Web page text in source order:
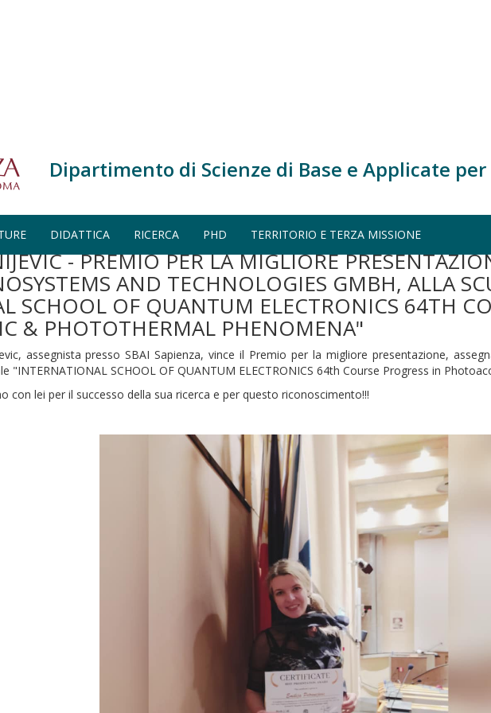
Dipartimento di Scienze di Base e Applicate
DIDATTICA RICERCA PHD TERRITORIO E TERZA MISSIONE
- PREMIO PER LA MIGLIORE
AND TECHNOLOGIES GMBH, ALLA
SCHOOL OF QUANTUM ELECTRONICS 64TH
& PHOTOTHERMAL PHENOMENA"
assegnista presso SBAI Sapienza, vince il Premio per la migliore presentazione,
"INTERNATIONAL SCHOOL OF QUANTUM ELECTRONICS 64th Course Progress in
con lei per il successo della sua ricerca e per questo riconoscimento!!!